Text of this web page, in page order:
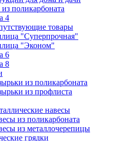
поликарбоната
4
товары
"Суперпрочная"
"Эконом"
6
8
из поликарбоната
из профлиста
навесы
из поликарбоната
из металлочерепицы
грядки